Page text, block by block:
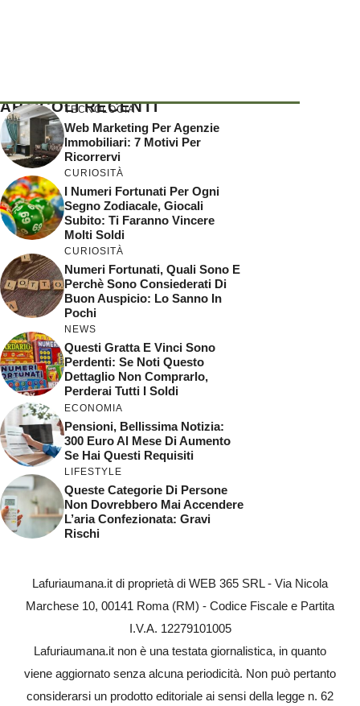
ARTICOLI RECENTI
TECNOLOGIA
Web Marketing Per Agenzie
Immobiliari: 7 Motivi Per
Ricorrervi
CURIOSITÀ
I Numeri Fortunati Per Ogni
Segno Zodiacale, Giocali
Subito: Ti Faranno Vincere
Molti Soldi
CURIOSITÀ
Numeri Fortunati, Quali Sono E
Perchè Sono Consiederati Di
Buon Auspicio: Lo Sanno In
Pochi
NEWS
Questi Gratta E Vinci Sono
Perdenti: Se Noti Questo
Dettaglio Non Comprarlo,
Perderai Tutti I Soldi
ECONOMIA
Pensioni, Bellissima Notizia:
300 Euro Al Mese Di Aumento
Se Hai Questi Requisiti
LIFESTYLE
Queste Categorie Di Persone
Non Dovrebbero Mai Accendere
L’aria Confezionata: Gravi
Rischi
Lafuriaumana.it di proprietà di WEB 365 SRL - Via Nicola
Marchese 10, 00141 Roma (RM) - Codice Fiscale e Partita
I.V.A. 12279101005
Lafuriaumana.it non è una testata giornalistica, in quanto
viene aggiornato senza alcuna periodicità. Non può pertanto
considerarsi un prodotto editoriale ai sensi della legge n. 62